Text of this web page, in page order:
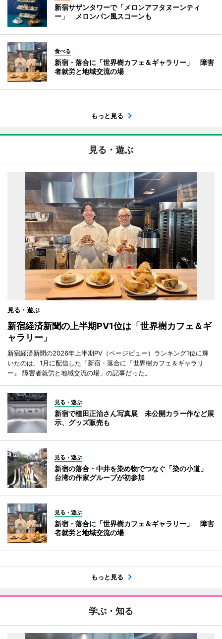
新宿サザンタワーで「メロンアフタヌーンティ
ー」 メロンパン風スコーンも
食べる
新宿・落合に「世界樹カフェ＆ギャラリー」 障害
者就労と地域交流の場
もっと見る
見る・遊ぶ
見る・遊ぶ
新宿経済新聞の上半期PV1位は「世界樹カフェ＆ギ
ャラリー」
新宿経済新聞の2026年上半期PV（ページビュー）ランキング1位に輝
いたのは、1月に配信した「新宿・落合に『世界樹カフェ＆ギャラリ
ー』 障害者就労と地域交流の場」の記事だった。
見る・遊ぶ
新宿で植田正治さん写真展 未公開カラー作など展
示、グッズ販売も
見る・遊ぶ
新宿の落合・中井を染め物でつなぐ「染の小道」
台湾の作家グループが初参加
見る・遊ぶ
新宿・落合に「世界樹カフェ＆ギャラリー」 障害
者就労と地域交流の場
もっと見る
学ぶ・知る